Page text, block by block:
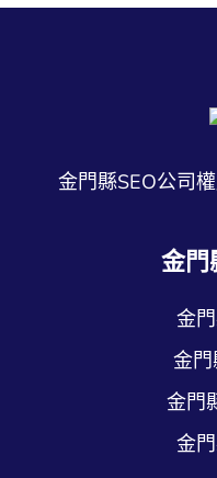
金門縣SEO公司
金門
金
金
金門
金